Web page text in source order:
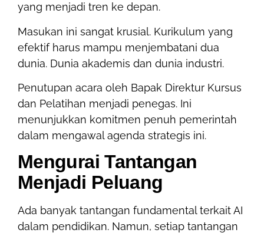
yang menjadi tren ke depan.
Masukan ini sangat krusial. Kurikulum yang
efektif harus mampu menjembatani dua
dunia. Dunia akademis dan dunia industri.
Penutupan acara oleh Bapak Direktur Kursus
dan Pelatihan menjadi penegas. Ini
menunjukkan komitmen penuh pemerintah
dalam mengawal agenda strategis ini.
Mengurai Tantangan
Menjadi Peluang
Ada banyak tantangan fundamental terkait AI
dalam pendidikan. Namun, setiap tantangan